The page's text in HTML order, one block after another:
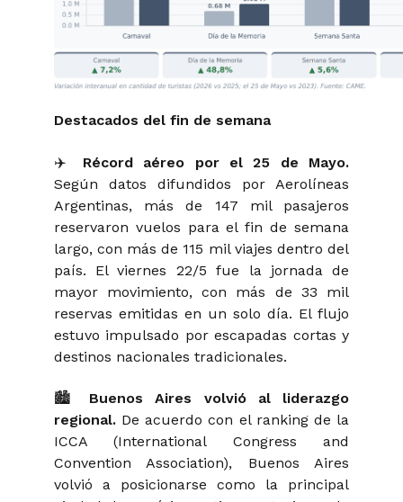
Destacados del fin de semana
✈️ Récord aéreo por el 25 de Mayo.
Según datos difundidos por Aerolíneas
Argentinas, más de 147 mil pasajeros
reservaron vuelos para el fin de semana
largo, con más de 115 mil viajes dentro del
país. El viernes 22/5 fue la jornada de
mayor movimiento, con más de 33 mil
reservas emitidas en un solo día. El flujo
estuvo impulsado por escapadas cortas y
destinos nacionales tradicionales.
🏙️
Buenos Aires volvió al liderazgo
regional. De acuerdo con el ranking de la
ICCA (International Congress and
Convention Association), Buenos Aires
volvió a posicionarse como la principal